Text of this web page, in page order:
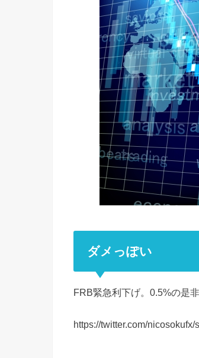
ダメっぽい
FRB緊急利下げ。0.5%の是非
https://twitter.com/